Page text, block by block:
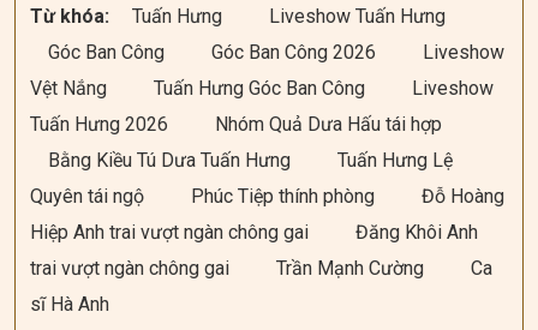
Từ khóa: Tuấn Hưng
Liveshow Tuấn Hưng
Góc Ban Công
Góc Ban Công 2026
Liveshow
Vệt Nắng
Tuấn Hưng Góc Ban Công
Liveshow
Tuấn Hưng 2026
Nhóm Quả Dưa Hấu tái hợp
Bằng Kiều Tú Dưa Tuấn Hưng
Tuấn Hưng Lệ
Quyên tái ngộ
Phúc Tiệp thính phòng
Đỗ Hoàng
Hiệp Anh trai vượt ngàn chông gai
Đăng Khôi Anh
trai vượt ngàn chông gai
Trần Mạnh Cường
Ca
sĩ Hà Anh